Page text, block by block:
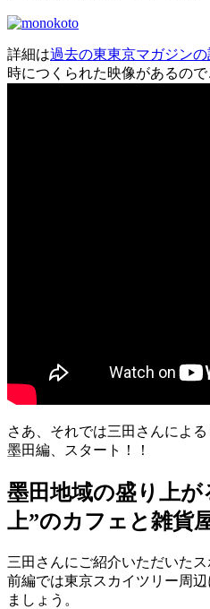
詳細は過去の東東京マガジン
時につくられた映像があるので
さあ、それでは三田さんによ
墨田編、スタート！！
墨田地域の盛り上
上”のカフェと雑貨
三田さんにご紹介いただいたス
前編では東京スカイツリー周
ましょう。